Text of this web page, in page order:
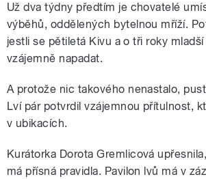
Už dva týdny předtím je chovatelé
výběhů, oddělených bytelnou mříží.
jestli se pětiletá Kivu a o tři roky
vzájemně napadat.
A protože nic takového nenastalo,
Lví pár potvrdil vzájemnou přítulnost,
v ubikacích.
Kurátorka Dorota Gremlicová
má přísná pravidla. Pavilon lvů má v